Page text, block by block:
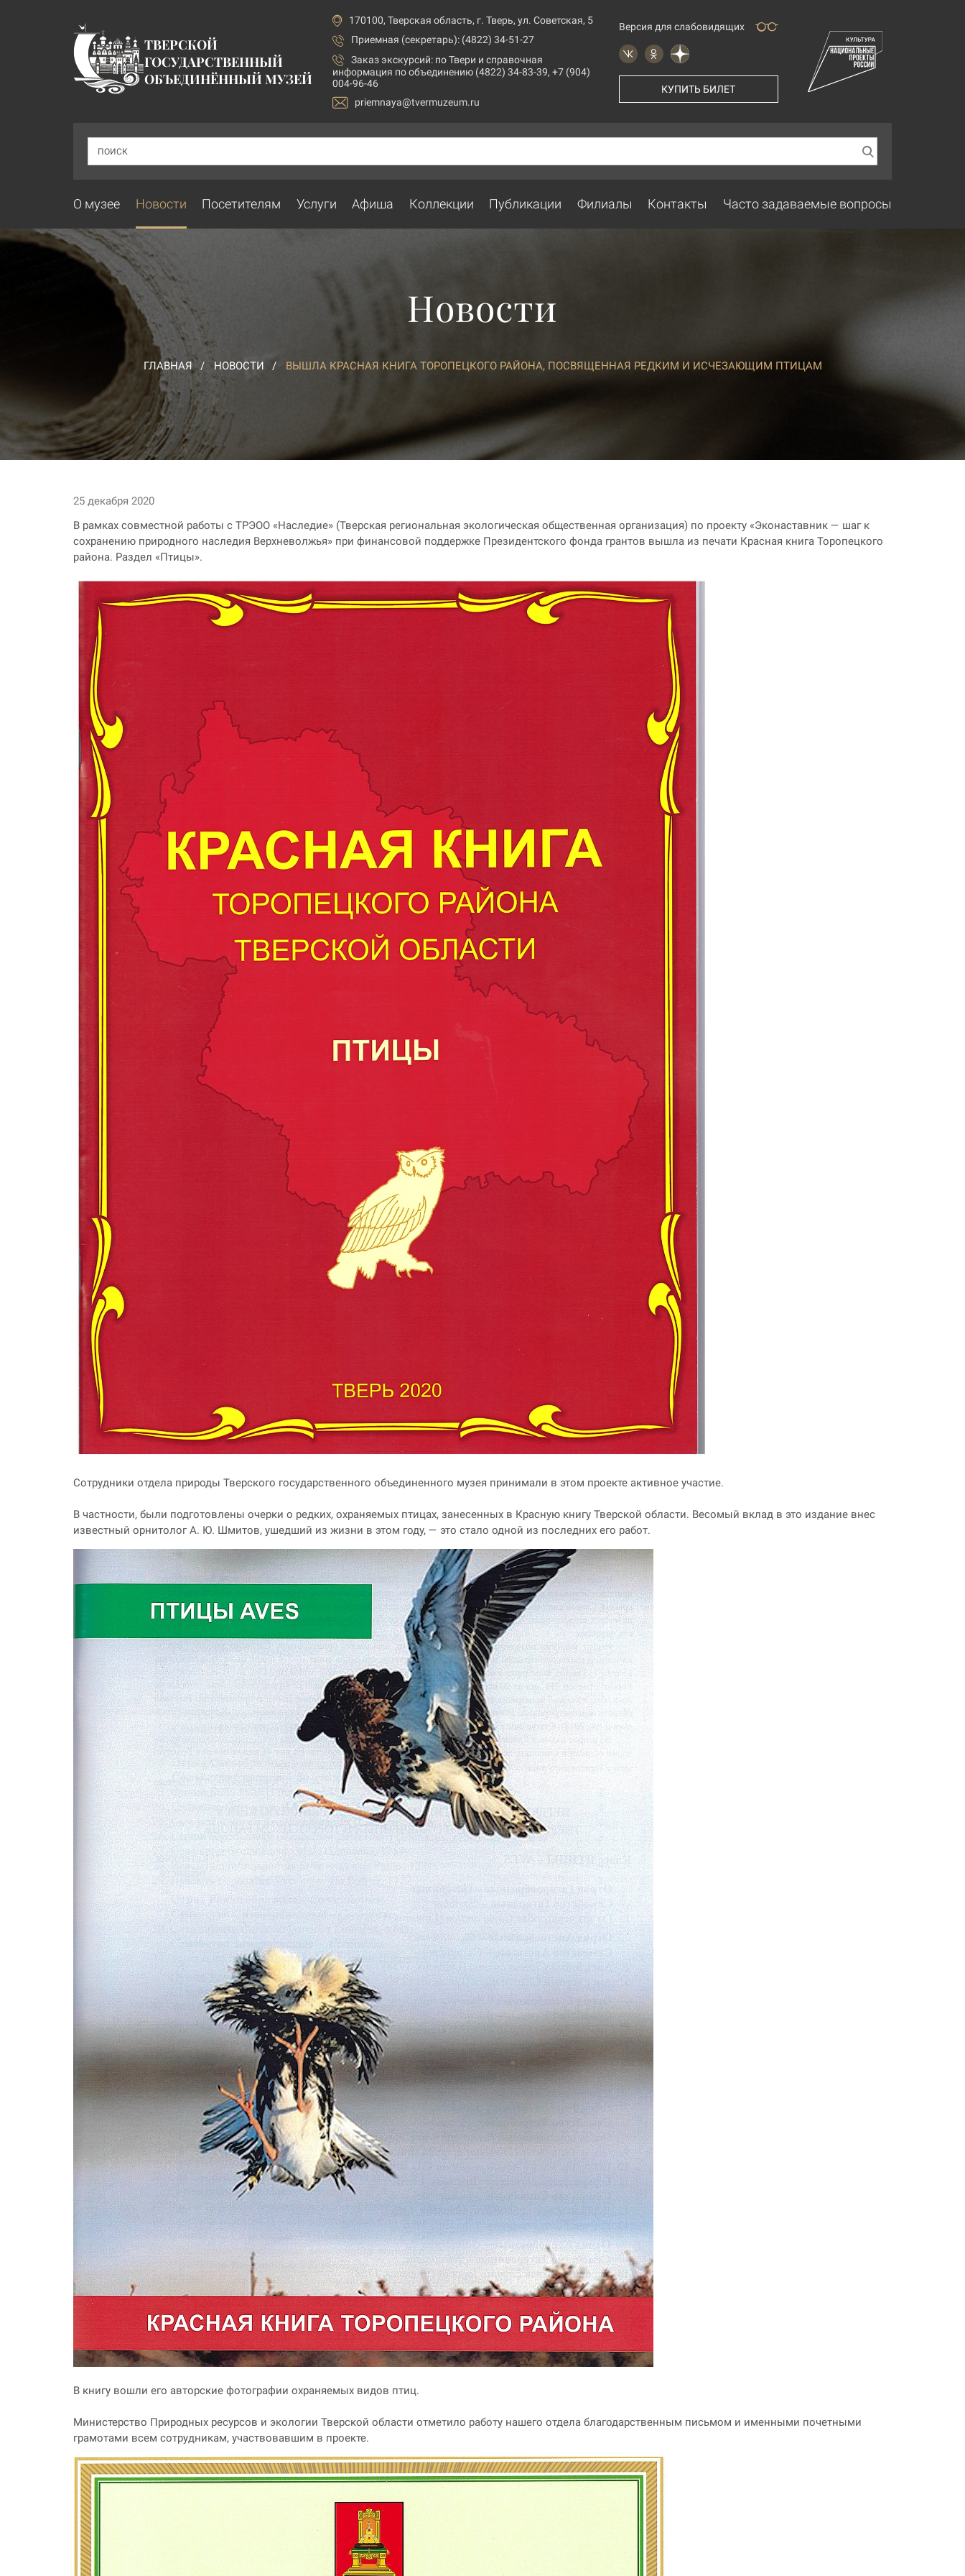
ТВЕРСКОЙ
ГОСУДАРСТВЕННЫЙ
ОБЪЕДИНЁННЫЙ МУЗЕЙ
170100, Тверская область, г. Тверь, ул. Советская, 5
Приемная (секретарь): (4822) 34-51-27
Заказ экскурсий: по Твери и справочная
информация по объединению (4822) 34-83-39, +7 (904)
004-96-46
priemnaya@tvermuzeum.ru
Версия для слабовидящих
КУПИТЬ БИЛЕТ
ПОИСК
О музее Новости Посетителям Услуги Афиша Коллекции Публикации Филиалы Контакты Часто задаваемые вопросы
Новости
ГЛАВНАЯ НОВОСТИ ВЫШЛА КРАСНАЯ КНИГА ТОРОПЕЦКОГО РАЙОНА, ПОСВЯЩЕННАЯ РЕДКИМ И ИСЧЕЗАЮЩИМ ПТИЦАМ
25 декабря 2020
В рамках совместной работы с ТРЭОО «Наследие» (Тверская региональная экологическая общественная организация) по проекту «Эконаставник — шаг к
сохранению природного наследия Верхневолжья» при финансовой поддержке Президентского фонда грантов вышла из печати Красная книга Торопецкого
района. Раздел «Птицы».
Сотрудники отдела природы Тверского государственного объединенного музея принимали в этом проекте активное участие.
В частности, были подготовлены очерки о редких, охраняемых птицах, занесенных в Красную книгу Тверской области. Весомый вклад в это издание внес
известный орнитолог А. Ю. Шмитов, ушедший из жизни в этом году, — это стало одной из последних его работ.
В книгу вошли его авторские фотографии охраняемых видов птиц.
Министерство Природных ресурсов и экологии Тверской области отметило работу нашего отдела благодарственным письмом и именными почетными
грамотами всем сотрудникам, участвовавшим в проекте.